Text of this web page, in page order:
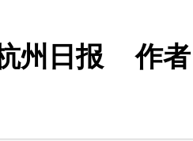
州日报作